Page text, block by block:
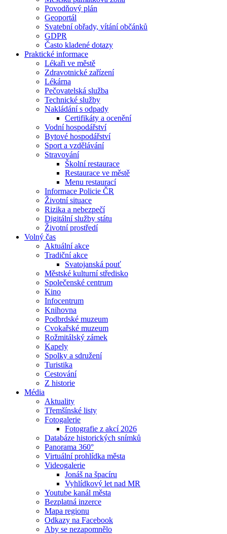
Povodňový plán
Geoportál
Svatební obřady, vítání občánků
GDPR
Často kladené dotazy
Praktické informace
Lékaři ve městě
Zdravotnické zařízení
Lékárna
Pečovatelská služba
Technické služby
Nakládání s odpady
Certifikáty a ocenění
Vodní hospodářství
Bytové hospodářství
Sport a vzdělávání
Stravování
Školní restaurace
Restaurace ve městě
Menu restaurací
Informace Policie ČR
Životní situace
Rizika a nebezpečí
Digitální služby státu
Životní prostředí
Volný čas
Aktuální akce
Tradiční akce
Svatojanská pouť
Městské kulturní středisko
Společenské centrum
Kino
Infocentrum
Knihovna
Podbrdské muzeum
Cvokařské muzeum
Rožmitálský zámek
Kapely
Spolky a sdružení
Turistika
Cestování
Z historie
Média
Aktuality
Třemšínské listy
Fotogalerie
Fotografie z akcí 2026
Databáze historických snímků
Panorama 360°
Virtuální prohlídka města
Videogalerie
Jonáš na špacíru
Vyhlídkový let nad MR
Youtube kanál města
Bezplatná inzerce
Mapa regionu
Odkazy na Facebook
Aby se nezapomnělo